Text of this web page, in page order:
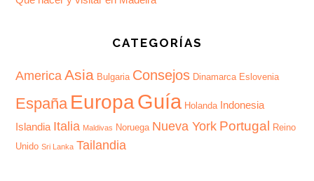
CATEGORÍAS
America Asia Bulgaria Consejos Dinamarca Eslovenia
España EuropaGuía Holanda Indonesia
Islandia Italia Maldivas Noruega Nueva York Portugal Reino
Unido Sri Lanka Tailandia